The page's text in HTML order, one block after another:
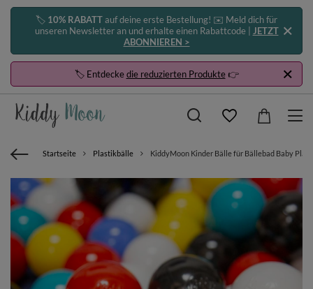
🏷️ 10% RABATTauf deine erste Bestellung! ✉️ Meld dich für
unseren Newsletter an und erhalte einen Rabattcode | JETZT
ABONNIEREN >
🏷️ Entdeckedie reduzierten Produkte👉
Startseite Plastikbälle KiddyMoon Kinder Bälle für Bällebad Baby